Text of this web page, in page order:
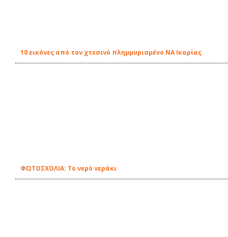
10 εικόνες από τον χτεσινό πλημμυρισμένο ΝΑ Ικαρίας
ΦΩΤΟΣΧΟΛΙΑ: Το νερό νεράκι